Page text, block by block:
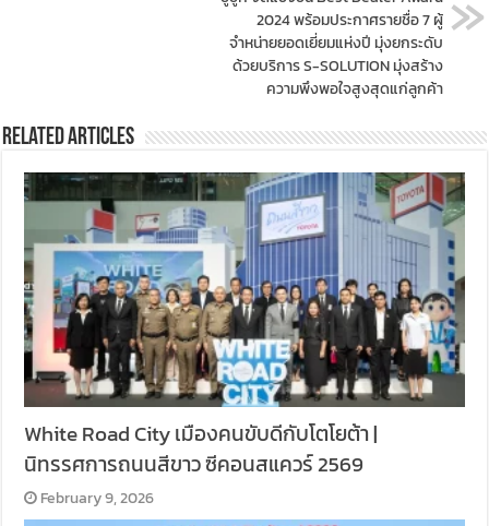
2024 พร้อมประกาศรายชื่อ 7 ผู้
จำหน่ายยอดเยี่ยมแห่งปี มุ่งยกระดับ
ด้วยบริการ S-SOLUTION มุ่งสร้าง
ความพึงพอใจสูงสุดแก่ลูกค้า
Related Articles
White Road City เมืองคนขับดีกับโตโยต้า |
นิทรรศการถนนสีขาว ซีคอนสแควร์ 2569
February 9, 2026